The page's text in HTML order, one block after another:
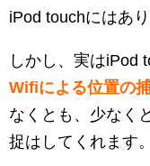
iPod touchにはあり
しかし、実はiPod
Wifiによる位置の
なくとも、少なく
捉はしてくれます。